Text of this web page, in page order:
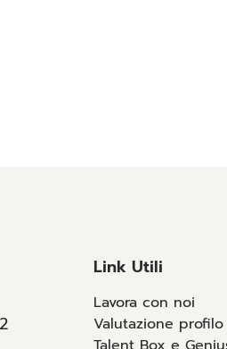
Link Utili
Lavora con noi
Valutazione